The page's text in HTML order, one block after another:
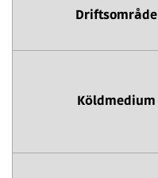
Driftsområde
Köldmedium